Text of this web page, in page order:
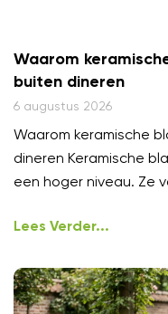
Waarom
buiten dineren
6 augustus 2026
Waarom keramische
dineren Keramische
een hoger niveau. Ze
Lees Verder...